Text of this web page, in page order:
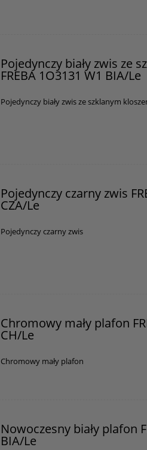
Pojedynczy biały zwis ze
FREBA 1O3131 W1 BIA/Le
Pojedynczy biały zwis ze szklanym
Pojedynczy czarny zwis
CZA/Le
Pojedynczy czarny zwis
Chromowy mały plafon
CH/Le
Chromowy mały plafon
Nowoczesny biały plafon
BIA/Le